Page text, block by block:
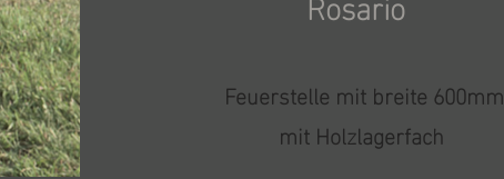
Feuerstelle mit breite 600mm
mit Holzlagerfach